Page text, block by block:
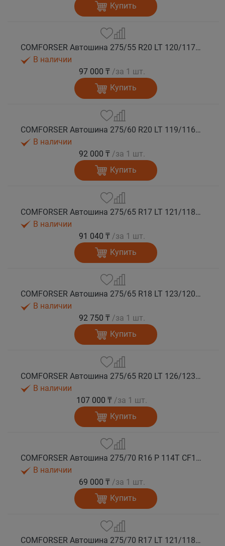
Купить
COMFORSER Автошина 275/55 R20 LT 120/117S CF1100 10PR RWL лето
В наличии
97 000 ₸ /за 1 шт.
Купить
COMFORSER Автошина 275/60 R20 LT 119/116S CF1100 8PR RWL лето
В наличии
92 000 ₸ /за 1 шт.
Купить
COMFORSER Автошина 275/65 R17 LT 121/118S CF1100 10PR RWL лето
В наличии
91 040 ₸ /за 1 шт.
Купить
COMFORSER Автошина 275/65 R18 LT 123/120S CF1100 10PR RWL лето
В наличии
92 750 ₸ /за 1 шт.
Купить
COMFORSER Автошина 275/65 R20 LT 126/123S CF1100 10PR RWL лето
В наличии
107 000 ₸ /за 1 шт.
Купить
COMFORSER Автошина 275/70 R16 P 114T CF1100 RWL лето
В наличии
69 000 ₸ /за 1 шт.
Купить
COMFORSER Автошина 275/70 R17 LT 121/118S CF1100 10PR RWL лето